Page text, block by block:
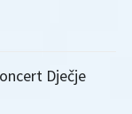
Dječje